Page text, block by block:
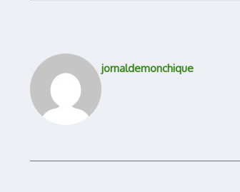
jornaldemonchique